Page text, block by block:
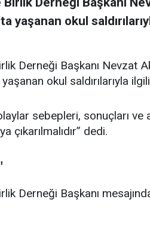
yaşanan okul
Derneği Başkanı Nevzat
okul saldırılarıyla
sebepleri, sonuçları ve
çıkarılmalıdır” dedi.
Derneği Başkanı